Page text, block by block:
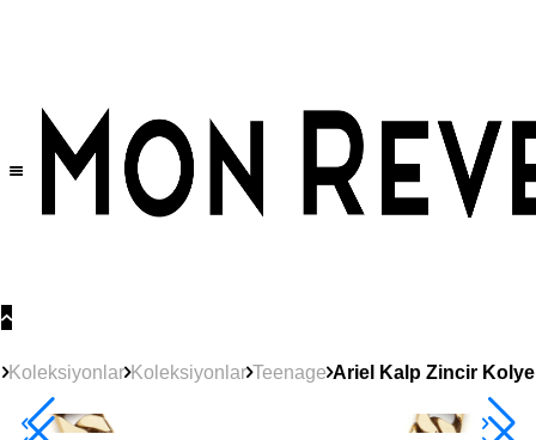
Koleksiyonlar Koleksiyonlar Teenage Ariel Kalp Zincir Kolye